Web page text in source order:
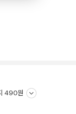
490원